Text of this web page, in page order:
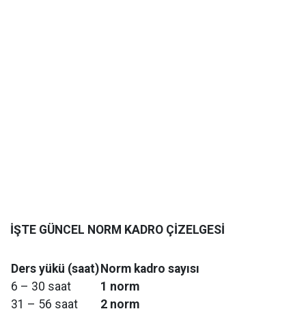
İŞTE GÜNCEL NORM KADRO ÇİZELGESİ
Ders yükü (saat) Norm kadro sayısı
6 – 30 saat
1 norm
31 – 56 saat
2 norm